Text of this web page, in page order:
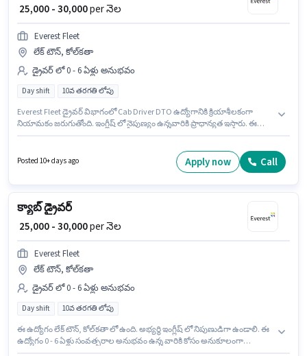
₹ 25,000 - 30,000per నెల
Everest Fleet
లేక్ టౌన్, కోల్‌కతా
డ్రైవర్ లో 0 - 6 ఏళ్లు అనుభవం
Day shift 10వ తరగతి లోపు
Everest Fleet డ్రైవర్ విభాగంలో Cab Driver DTO ఉద్యోగానికి క్రియాశీలకంగా
నియామకం జరుగుతోంది. ఇంగ్లీష్ లో నైపుణ్యం ఉన్నవారికి ప్రాధాన్యత ఇస్తారు. ఈ
ప్రాతిపదికపై, DAY shift మరియు వారానికి 6 days working ఉన్నాయి. 10వ తరగతి
లోపు అర్హత ఉన్న అభ్యర్థులు ఈ ఉద్యోగానికి అప్లై చేసుకోవచ్చు.
Posted 10+ days ago Apply now Call
క్యాబ్ డ్రైవర్
₹ 25,000 - 30,000per నెల
Everest Fleet
లేక్ టౌన్, కోల్‌కతా
డ్రైవర్ లో 0 - 6 ఏళ్లు అనుభవం
Day shift 10వ తరగతి లోపు
ఈ ఉద్యోగం లేక్ టౌన్, కోల్‌కతా లో ఉంది. అభ్యర్థి ఇంగ్లీష్ లో నిపుణుడిగా ఉండాలి. ఈ
ఉద్యోగం 0 - 6 ఏళ్లు సంవత్సరాల అనుభవం ఉన్న వారికి కోసం అనుకూలంగా